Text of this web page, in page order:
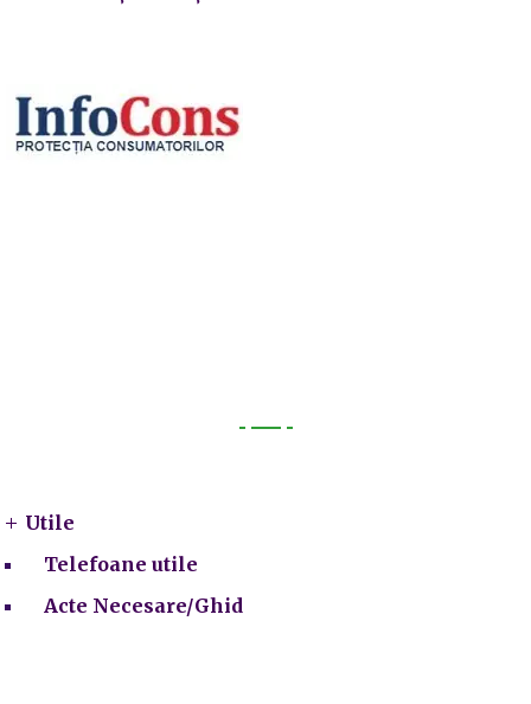
Utile
Telefoane utile
Acte Necesare/Ghid